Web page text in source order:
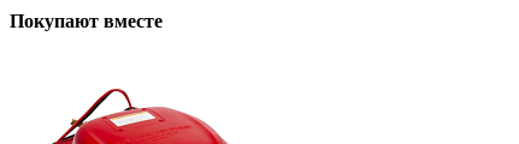
Покупают вместе